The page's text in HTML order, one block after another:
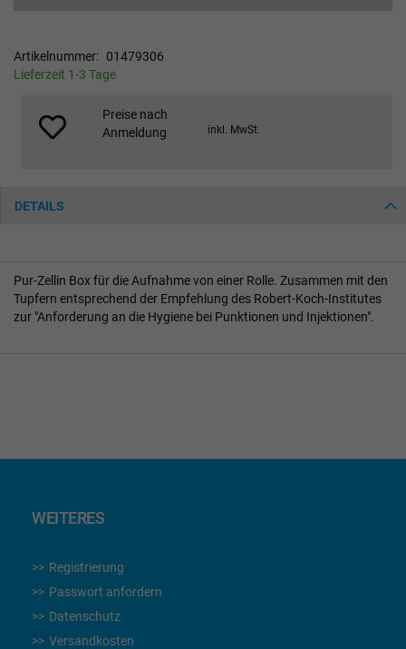
Artikelnummer
01479306
Lieferzeit 1-3 Tage
Preise nach
Anmeldung
inkl. MwSt.
DETAILS
Pur-Zellin Box für die Aufnahme von einer Rolle. Zusammen mit den
Tupfern entsprechend der Empfehlung des Robert-Koch-Institutes
zur "Anforderung an die Hygiene bei Punktionen und Injektionen".
WEITERES
Registrierung
Passwort anfordern
Datenschutz
Versandkosten